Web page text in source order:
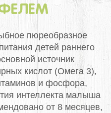
пюреобразное
детей раннего
источник
кислот (Омега 3),
и фосфора,
интеллекта малыша
от 8 месяцев,